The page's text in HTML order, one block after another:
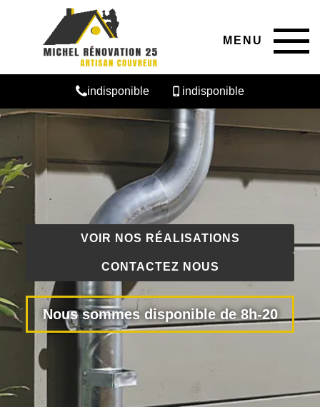
MENU
indisponible indisponible
VOIR NOS RÉALISATIONS
CONTACTEZ NOUS
Nous sommes disponible de 8h-20